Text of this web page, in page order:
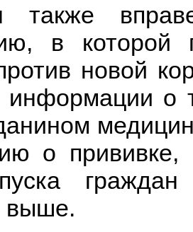
также
в которой
новой
информации о
о прививке,
выше.